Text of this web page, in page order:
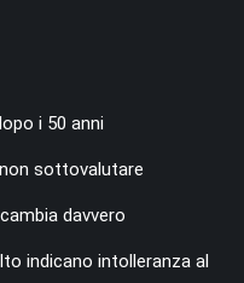
i 50 anni
sottovalutare
davvero
indicano intolleranza al